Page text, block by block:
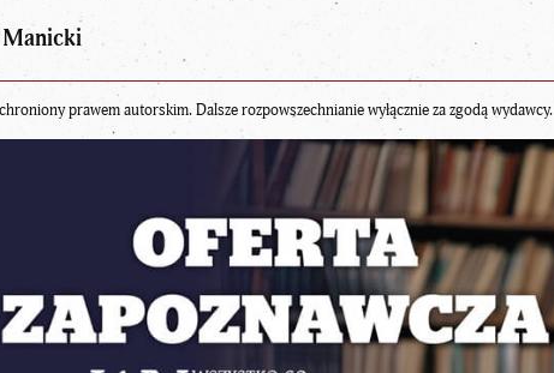
prawem autorskim. Dalsze rozpowszechnianie wyłącznie za zgodą wydawcy.